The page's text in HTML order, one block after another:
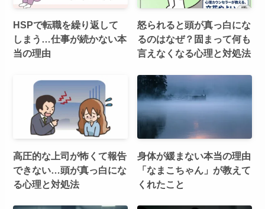
HSPで転職を繰り返して
しまう…仕事が続かない本
当の理由
怒られると頭が真っ白にな
るのはなぜ？固まって何も
言えなくなる心理と対処法
高圧的な上司が怖くて報告
できない…頭が真っ白にな
る心理と対処法
身体が緩まない本当の理由
「なまこちゃん」が教えて
くれたこと